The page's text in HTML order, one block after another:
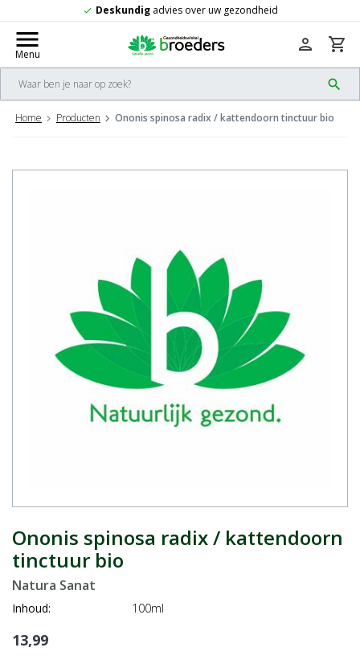
check Deskundigadvies over uw gezondheid
menu
Menu
search
person shopping_cart
Home Producten Ononis spinosa radix / kattendoorn tinctuur bio
Ononis spinosa radix / kattendoorn
tinctuur bio
Natura Sanat
Inhoud: 100ml
13,99